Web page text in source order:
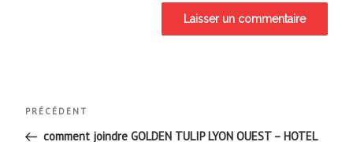
Navigation
Article
précédent
PRÉCÉDENT
comment joindre GOLDEN TULIP LYON OUEST – HOTEL